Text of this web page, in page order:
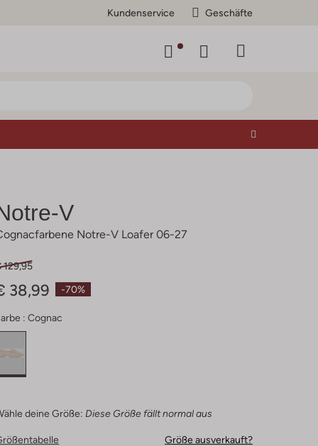
Kundenservice Geschäfte
V
Notre-V Loafer 06-27
-70%
129,95
38,99
: Cognac
deine Größe: Diese Größe fällt normal aus
Größe ausverkauft?